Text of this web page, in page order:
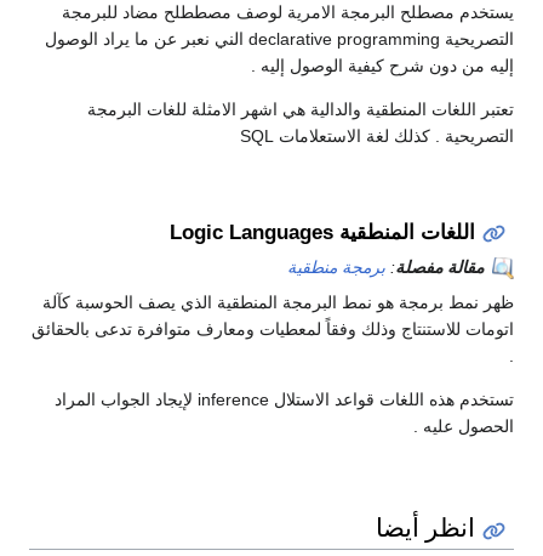
يستخدم مصطلح البرمجة الامرية لوصف مصططلح مضاد للبرمجة
التصريحية declarative programming الني نعبر عن ما يراد الوصول
إليه من دون شرح كيفية الوصول إليه .
تعتبر اللغات المنطقية والدالية هي اشهر الامثلة للغات البرمجة
التصريحية . كذلك لغة الاستعلامات SQL
اللغات المنطقية Logic Languages
مقالة مفصلة: برمجة منطقية
ظهر نمط برمجة هو نمط البرمجة المنطقية الذي يصف الحوسبة كآلة
اتومات للاستنتاج وذلك وفقاً لمعطيات ومعارف متوافرة تدعى بالحقائق
تستخدم هذه اللغات قواعد الاستلال inference لإيجاد الجواب المراد
الحصول عليه .
انظر أيضا